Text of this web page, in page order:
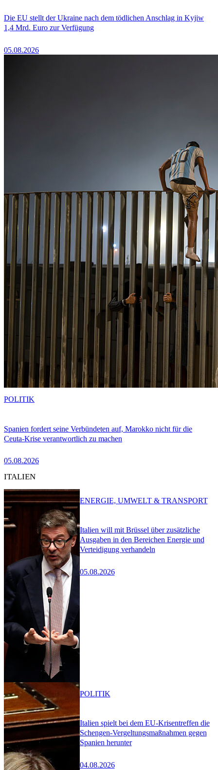
Die EU stellt der Ukraine nach dem tödlichen Anschlag in Kyjiw
1,4 Mrd. Euro zur Verfügung
05.08.2026
Spanien fordert seine Verbündeten auf, Marokko nicht für die
Ceuta-Krise verantwortlich zu machen
05.08.2026
POLITIK
ITALIEN
Italien will mit Brüssel über zusätzliche
Ausgaben in den Bereichen Energie und
Verteidigung verhandeln
05.08.2026
ENERGIE, UMWELT & TRANSPORT
Italien spielt bei dem EU-Krisentreffen die
Schengen-Vergeltungsmaßnahmen gegen
Spanien herunter
04.08.2026
POLITIK